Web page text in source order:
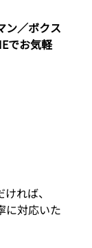
ン／ボクス
でお気軽
れば、
に対応いた